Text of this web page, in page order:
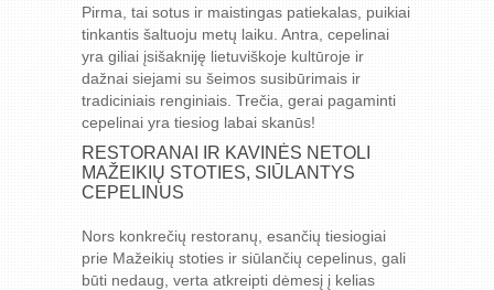
Pirma, tai sotus ir maistingas patiekalas, puikiai
tinkantis šaltuoju metų laiku. Antra, cepelinai
yra giliai įsišakniję lietuviškoje kultūroje ir
dažnai siejami su šeimos susibūrimais ir
tradiciniais renginiais. Trečia, gerai pagaminti
cepelinai yra tiesiog labai skanūs!
RESTORANAI IR KAVINĖS NETOLI
MAŽEIKIŲ STOTIES, SIŪLANTYS
CEPELINUS
Nors konkrečių restoranų, esančių tiesiogiai
prie Mažeikių stoties ir siūlančių cepelinus, gali
būti nedaug, verta atkreipti dėmesį į kelias